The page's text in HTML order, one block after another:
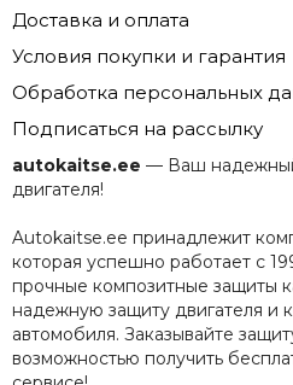
Доставка и оплата
Условия покупки и гарантия
Обработка персональных
Подписаться на рассылку
autokaitse.ee — Ваш
двигателя!
Autokaitse.ee принадлежит
которая успешно работает с
прочные композитные защиты
надежную защиту двигателя и
автомобиля. Заказывайте
возможностью получить